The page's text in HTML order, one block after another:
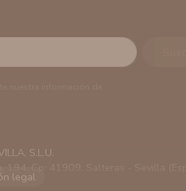
S.L.U.
información comercial (Puede